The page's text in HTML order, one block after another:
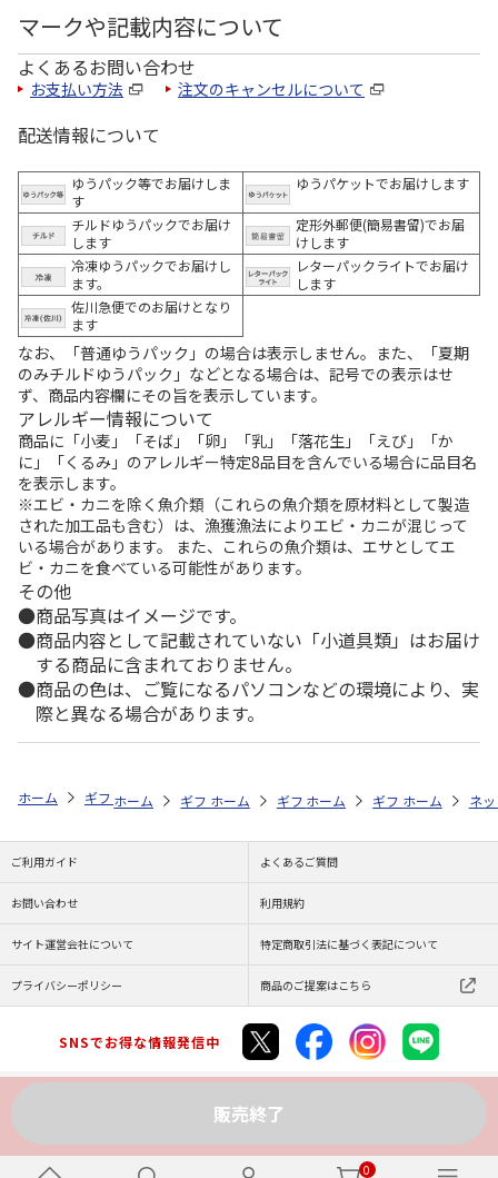
0
マークや記載内容について
よくあるお問い合わせ
お支払い方法 注文のキャンセルについて
配送情報について
ゆうパック等でお届けしま
す
ゆうパケットでお届けします
チルドゆうパックでお届け
します
定形外郵便(簡易書留)でお届
けします
冷凍ゆうパックでお届けし
ます。
レターパックライトでお届け
します
佐川急便でのお届けとなり
ます
なお、「普通ゆうパック」の場合は表示しません。また、「夏期
のみチルドゆうパック」などとなる場合は、記号での表示はせ
ず、商品内容欄にその旨を表示しています。
アレルギー情報について
商品に「小麦」「そば」「卵」「乳」「落花生」「えび」「か
に」「くるみ」のアレルギー特定8品目を含んでいる場合に品目名
を表示します。
※エビ・カニを除く魚介類（これらの魚介類を原材料として製造
された加工品も含む）は、漁獲漁法によりエビ・カニが混じって
いる場合があります。 また、これらの魚介類は、エサとしてエ
ビ・カニを食べている可能性があります。
その他
商品写真はイメージです。
商品内容として記載されていない「小道具類」はお届け
する商品に含まれておりません。
商品の色は、ご覧になるパソコンなどの環境により、実
際と異なる場合があります。
販売終了
ホーム ギフトストア お中元・夏ギフト特集 2026 お菓子・スイーツ
ホーム ギフトストア お中元・夏ギフト特集 2026
ホーム ギフトストア お中元・夏ギフト
ホーム ギフトストア お
ホーム ネ
ご利用ガイド よくあるご質問
お問い合わせ 利用規約
サイト運営会社について 特定商取引法に基づく表記について
プライバシーポリシー 商品のご提案はこちら
SNSでお得な情報発信中